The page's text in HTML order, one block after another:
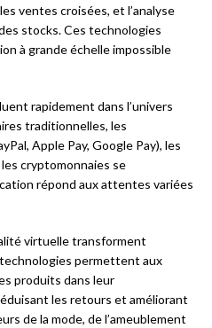
ventes croisées, et l’analyse
stocks. Ces technologies
à grande échelle impossible
rapidement dans l’univers
traditionnelles, les
Apple Pay, Google Pay), les
cryptomonnaies se
répond aux attentes variées
virtuelle transforment
technologies permettent aux
produits dans leur
les retours et améliorant
de la mode, de l’ameublement